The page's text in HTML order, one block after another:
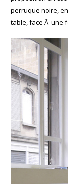
perruque noire,
table, face Ã une